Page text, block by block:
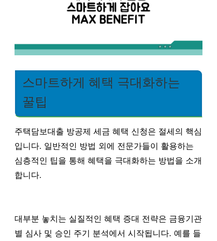
스마트하게 혜택 극대화하는
꿀팁
주택담보대출 방공제 세금 혜택 신청은 절세의 핵심
입니다. 일반적인 방법 외에 전문가들이 활용하는
심층적인 팁을 통해 혜택을 극대화하는 방법을 소개
합니다.
대부분 놓치는 실질적인 혜택 증대 전략은 금융기관
별 심사 및 승인 주기 분석에서 시작됩니다. 예를 들